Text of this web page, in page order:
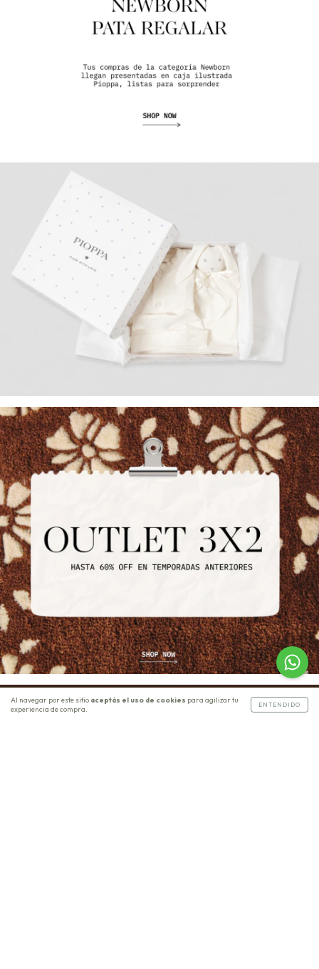
Al navegar por este sitio aceptás el uso de cookies para agilizar tu
experiencia de compra.
ENTENDIDO